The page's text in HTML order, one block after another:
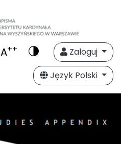
A++
Zaloguj
Język Polski